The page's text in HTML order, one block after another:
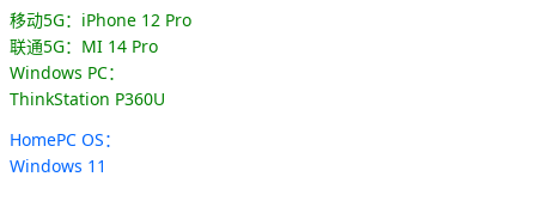
移动5G：iPhone 12 Pro
联通5G：MI 14 Pro
Windows PC：
ThinkStation P360U
HomePC OS：
Windows 11